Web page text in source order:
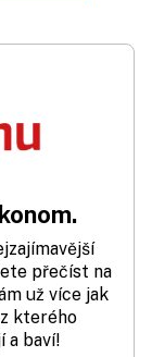
přečíst na
už více jak
kterého
a baví!